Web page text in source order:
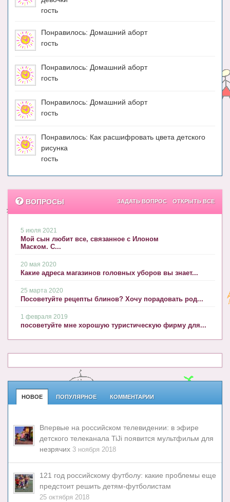
гость
Понравилось: Домашний аборт
гость
Понравилось: Домашний аборт
гость
Понравилось: Домашний аборт
гость
Понравилось: Как расшифровать цвета детского
рисунка
гость
ВОПРОСЫ ОТКРЫТЬ ВСЕ
ЗАДАТЬ ВОПРОС
5 июля 2021
Мой сын любит все, связанное с Илоном
Маском. С...
20 мая 2020
Какие адреса магазинов головных уборов вы знает...
25 марта 2020
Посоветуйте рецепты блинов? Хочу порадовать род...
1 февраля 2019
посоветуйте мне хорошую туристическую фирму для...
НОВОЕ ПОПУЛЯРНОЕ КОММЕНТАРИИ
Впервые на российском телевидении: в эфире
детского телеканала TiJi появится мультфильм для
незрячих 3 ноября 2018
121 год российскому футболу: какие проблемы еще
предстоит решить детям-футболистам
25 октября 2018